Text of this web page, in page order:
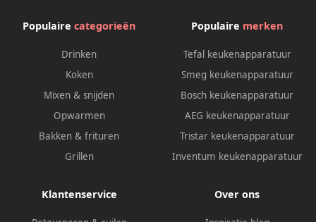
Populaire categorieën
Drinken
Koken
Mixen & snijden
Opwarmen
Bakken & frituren
Grillen
Populaire merken
Tefal keukenapparatuur
Smeg keukenapparatuur
Bosch keukenapparatuur
AEG keukenapparatuur
Tristar keukenapparatuur
Inventum keukenapparatuur
Klantenservice Over ons